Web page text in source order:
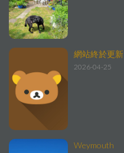
網站終於更新
2026-04-25
Weymouth